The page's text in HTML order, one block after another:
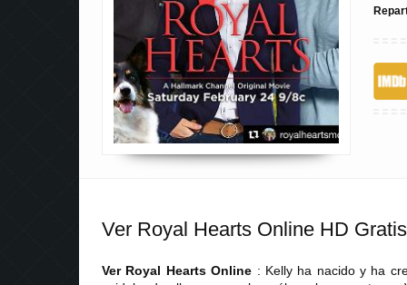
Ver Royal Hearts Online HD Gratis
Ver Royal Hearts Online : Kelly ha nacido y ha